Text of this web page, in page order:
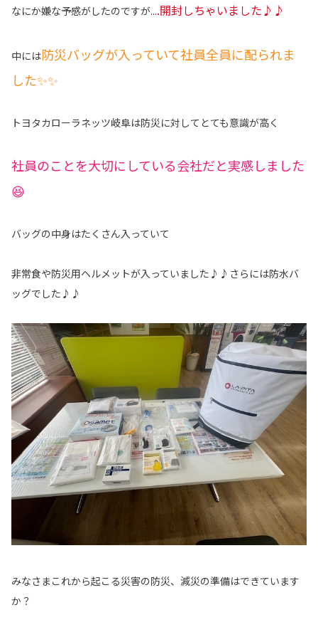
なにか嫌な予感がしたのですが....開封しちゃいました♪♪
中には防災バッグが入っていて社員全員に配られま
した✨✨
トヨタカローラネッツ岐阜は防災に対してとても意識が高く
社員のことを大切にしている会社だと実感しました
😆
バッグの中身はたくさん入っていて
非常食や防災用ヘルメットが入っていました♪♪さらには防水バ
ッグでした♪♪
みなさまこれから起こる災害の防災、減災の準備はできています
か？